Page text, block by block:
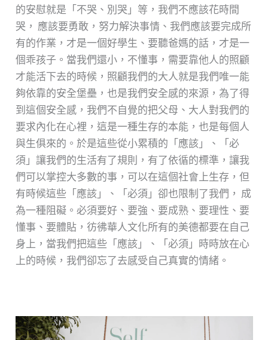
的安慰就是「不哭、別哭」等，我們不應該花時間
哭， 應該要勇敢，努力解決事情、我們應該要完成所
有的作業，才是一個好學生、要聽爸媽的話，才是一
個乖孩子。當我們還小，不懂事，需要靠他人的照顧
才能活下去的時候，照顧我們的大人就是我們唯一能
夠依靠的安全堡壘，也是我們安全感的來源，為了得
到這個安全感，我們不自覺的把父母、大人對我們的
要求內化在心裡，這是一種生存的本能，也是每個人
與生俱來的。於是這些從小累積的「應該」、「必
須」讓我們的生活有了規則，有了依循的標準，讓我
們可以掌控大多數的事，可以在這個社會上生存，但
有時候這些「應該」、「必須」卻也限制了我們， 成
為一種阻礙。必須要好、要強、要成熟、要理性、要
懂事、要體貼，彷彿華人文化所有的美德都要在自己
身上，當我們把這些「應該」、「必須」時時放在心
上的時候，我們卻忘了去感受自己真實的情緒。